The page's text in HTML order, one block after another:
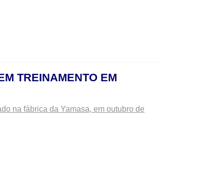
TREINAMENTO EM
na fábrica da Yamasa, em outubro de